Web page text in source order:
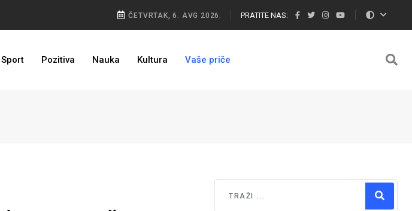
ČETVRTAK, 6. AVG 2026. PRATITE NAS:
Sport Pozitiva Nauka Kultura Vaše priče